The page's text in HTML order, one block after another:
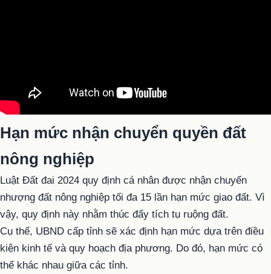
Hạn mức nhận chuyển quyền đất
nông nghiệp
Luật Đất đai 2024 quy định cá nhân được nhận chuyển
nhượng đất nông nghiệp tối đa 15 lần hạn mức giao đất. Vì
vậy, quy định này nhằm thúc đẩy tích tụ ruộng đất.
Cụ thể, UBND cấp tỉnh sẽ xác định hạn mức dựa trên điều
kiện kinh tế và quy hoạch địa phương. Do đó, hạn mức có
thể khác nhau giữa các tỉnh.